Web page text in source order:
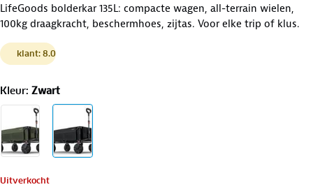
LifeGoods bolderkar 135L: compacte wagen, all-terrain wielen,
100kg draagkracht, beschermhoes, zijtas. Voor elke trip of klus.
klant: 8.0
Kleur: Zwart
Uitverkocht